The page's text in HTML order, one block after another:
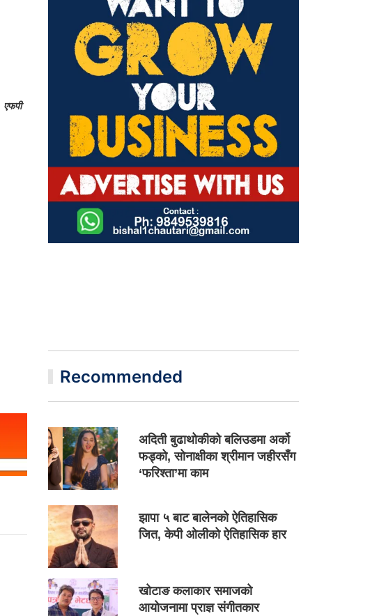
एफपी
Recommended
अदिती बुढाथोकीको बलिउडमा अर्को
फड्को, सोनाक्षीका श्रीमान जहीरसँग
‘फरिश्ता’मा काम
झापा ५ बाट बालेनको ऐतिहासिक
जित, केपी ओलीको ऐतिहासिक हार
खोटाङ कलाकार समाजको
आयोजनामा प्राज्ञ संगीतकार